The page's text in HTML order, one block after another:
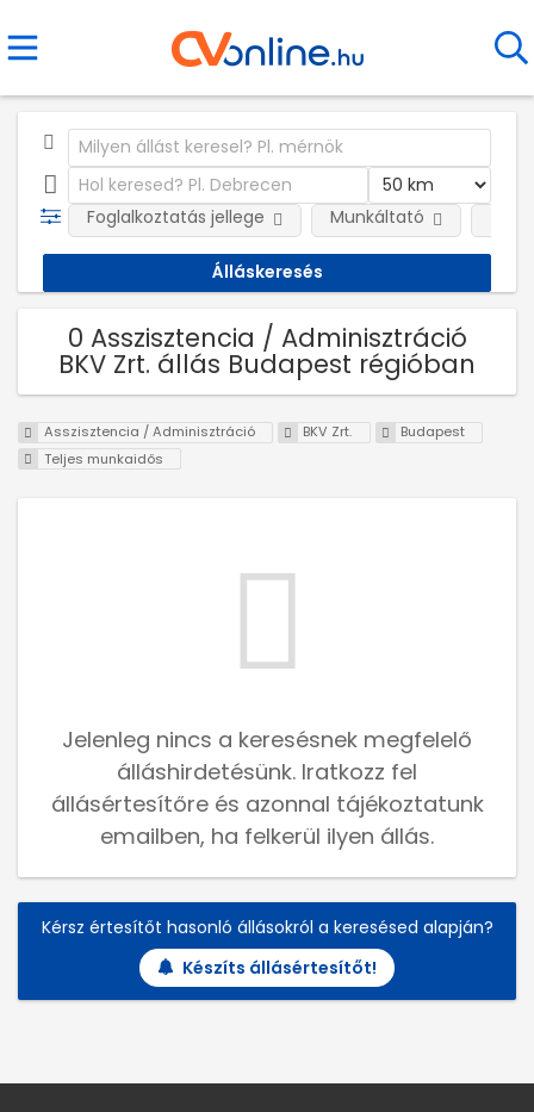
Foglalkoztatás jellege Munkáltató
0 Asszisztencia / Adminisztráció
BKV Zrt. állás Budapest régióban
Asszisztencia / Adminisztráció BKV Zrt.
Budapest
Teljes munkaidős
Jelenleg nincs a keresésnek megfelelő
álláshirdetésünk. Iratkozz fel
állásértesítőre és azonnal tájékoztatunk
emailben, ha felkerül ilyen állás.
Kérsz értesítőt hasonló állásokról a keresésed alapján?
Készíts állásértesítőt!